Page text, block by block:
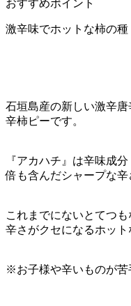
おすすめポイント
激辛味でホットな柿の種
石垣島産の新しい激辛
辛柿ピーです。
『アカハチ』は辛味成
倍も含んだシャープな辛
これまでにないとてつ
辛さがクセになるホット
※お子様や辛いものが苦